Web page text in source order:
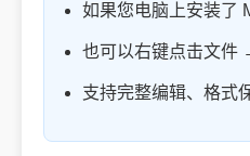
如果您电脑上安装了
也可以右键点击文件
支持完整编辑、格式